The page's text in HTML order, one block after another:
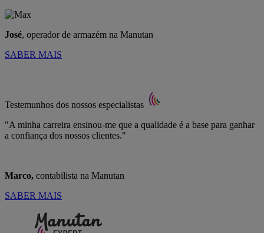
José, operador de armazém na Manutan
SABER MAIS
Testemunhos dos nossos especialistas
"A minha carreira ensinou-me que a qualidade é a base para ganhar
a confiança dos nossos clientes."
Marco, contabilista na Manutan
SABER MAIS